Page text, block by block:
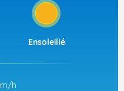
Ensoleillé
h